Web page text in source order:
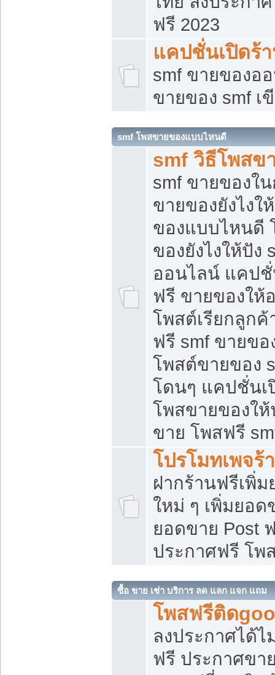
ฟรี 2023
แคปชั่นเปิดร้
smf ขายของอ
ขายของ smf เ
smf โพสขายของแบบไหนดี
smf วิธีโพสข
smf ขายของใ
ขายของยังไง
ของแบบไหนดี
ของยังไงให้ปั
ออนไลน์ แคป
ฟรี ขายของให้
โพสต์เรียกลูกค้
ฟรี smf ขายขอ
โพสต์ขายของ
โดนๆ แคปชั่นเ
โพสขายของใ
ขาย โพสฟรี
โปรโมทเพจร้
ฝากร้านฟรีเพิ่
ใหม่ ๆ เพิ่มยอด
ยอดขาย Post
ประกาศฟรี โพ
ซื้อ ขาย เช่า บริการ ลด แลก แจก แถม
โพสฟรีติด
ลงประกาศได้
ฟรี ประกาศข